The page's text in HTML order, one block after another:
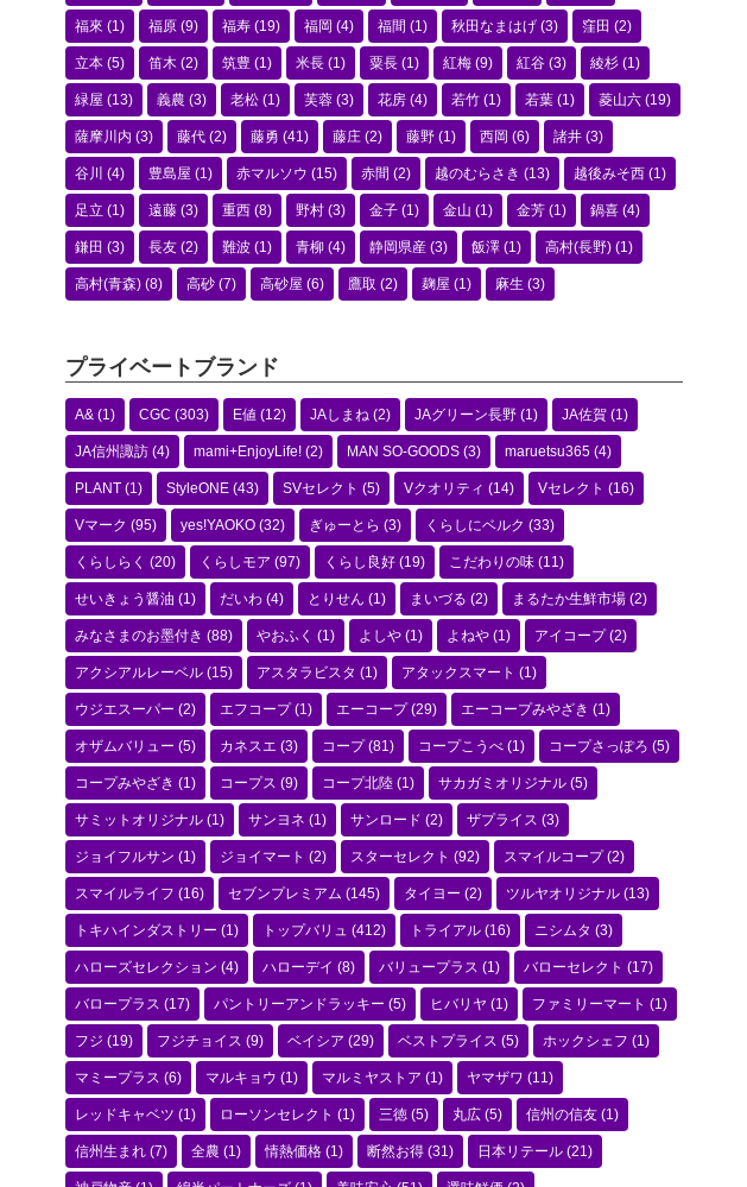
福來 (1) 福原 (9) 福寿 (19) 福岡 (4) 福間 (1) 秋田なまはげ (3) 窪田 (2)
立本 (5) 笛木 (2) 筑豊 (1) 米長 (1) 粟長 (1) 紅梅 (9) 紅谷 (3) 綾杉 (1)
緑屋 (13) 義農 (3) 老松 (1) 芙蓉 (3) 花房 (4) 若竹 (1) 若葉 (1) 菱山六 (19)
薩摩川内 (3) 藤代 (2) 藤勇 (41) 藤庄 (2) 藤野 (1) 西岡 (6) 諸井 (3)
谷川 (4) 豊島屋 (1) 赤マルソウ (15) 赤間 (2) 越のむらさき (13) 越後みそ西 (1)
足立 (1) 遠藤 (3) 重西 (8) 野村 (3) 金子 (1) 金山 (1) 金芳 (1) 鍋喜 (4)
鎌田 (3) 長友 (2) 難波 (1) 青柳 (4) 静岡県産 (3) 飯澤 (1) 高村(長野) (1)
高村(青森) (8) 高砂 (7) 高砂屋 (6) 鷹取 (2) 麹屋 (1) 麻生 (3)
プライベートブランド
A& (1) CGC (303) E値 (12) JAしまね (2) JAグリーン長野 (1) JA佐賀 (1)
JA信州諏訪 (4) mami+EnjoyLife! (2) MAN SO-GOODS (3) maruetsu365 (4)
PLANT (1) StyleONE (43) SVセレクト (5) Vクオリティ (14) Vセレクト (16)
Vマーク (95) yes!YAOKO (32) ぎゅーとら (3) くらしにベルク (33)
くらしらく (20) くらしモア (97) くらし良好 (19) こだわりの味 (11)
せいきょう醤油 (1) だいわ (4) とりせん (1) まいづる (2) まるたか生鮮市場 (2)
みなさまのお墨付き (88) やおふく (1) よしや (1) よねや (1) アイコープ(2)
アクシアルレーベル (15) アスタラビスタ (1) アタックスマート (1)
ウジエスーパー (2) エフコープ(1) エーコープ(29) エーコープみやざき (1)
オザムバリュー (5) カネスエ (3) コープ(81) コープこうべ (1) コープさっぽろ (5)
コープみやざき (1) コープス (9) コープ北陸 (1) サカガミオリジナル (5)
サミットオリジナル (1) サンヨネ (1) サンロード (2) ザプライス (3)
ジョイフルサン (1) ジョイマート (2) スターセレクト (92) スマイルコープ(2)
スマイルライフ (16) セブンプレミアム (145) タイヨー (2) ツルヤオリジナル (13)
トキハインダストリー (1) トップバリュ (412) トライアル (16) ニシムタ (3)
ハローズセレクション (4) ハローデイ (8) バリュープラス (1) バローセレクト (17)
バロープラス (17) パントリーアンドラッキー (5) ヒバリヤ (1) ファミリーマート (1)
フジ (19) フジチョイス (9) ベイシア (29) ベストプライス (5) ホックシェフ (1)
マミープラス (6) マルキョウ (1) マルミヤストア (1) ヤマザワ (11)
レッドキャベツ (1) ローソンセレクト (1) 三徳 (5) 丸広 (5) 信州の信友 (1)
信州生まれ (7) 全農 (1) 情熱価格 (1) 断然お得 (31) 日本リテール (21)